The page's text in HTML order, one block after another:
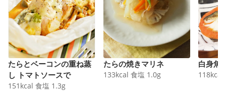
たらとベーコンの重ね蒸
し トマトソースで
151 kcal 食塩 1.3g
たらの焼きマリネ
133kcal 食塩 1.0g
白身魚
118kcal